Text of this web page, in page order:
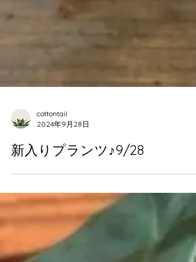
cottontail
新入りプランツ♪9/28